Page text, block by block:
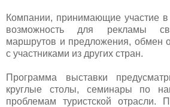
Компании, принимающие участие
возможность для рекламы
маршрутов и предложения, обмен
с участниками из других стран.
Программа выставки
круглые столы, семинары по
проблемам туристской отрасли.